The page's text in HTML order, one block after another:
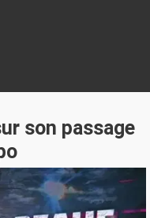
son passage